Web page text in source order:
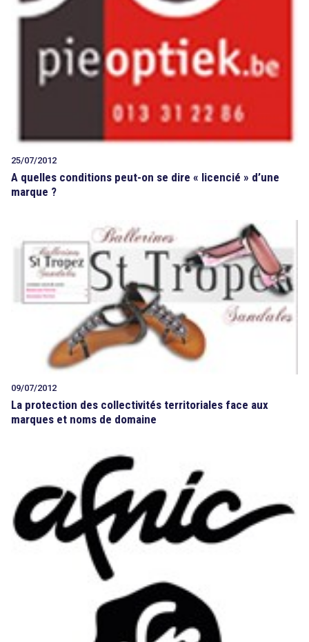
25/07/2012
A quelles conditions peut-on se dire « licencié » d’une
marque ?
09/07/2012
La protection des collectivités territoriales face aux
marques et noms de domaine